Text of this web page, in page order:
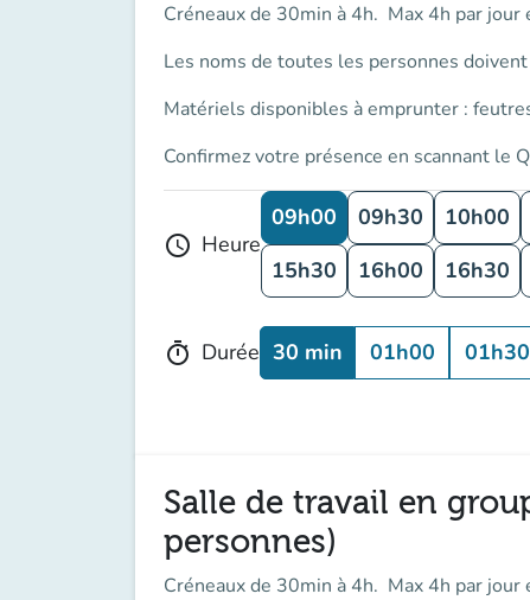
Créneaux de 30min à 4h. Max 4h par jour
Les noms de toutes les personnes
Matériels disponibles à emprunter :
Confirmez votre présence en scannant le
schedule Heure
09h00 09h30 10h00
15h30
16h00 16h30
timer Durée 30 min 01h00 01h30
Salle de travail en
personnes)
Créneaux de 30min à 4h. Max 4h par jour